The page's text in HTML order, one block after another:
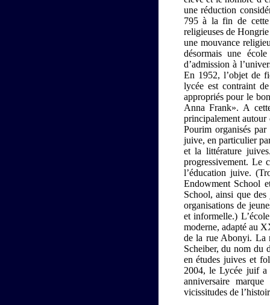
une réduction
795 à la fin de cette
religieuses de
une mouvance
désormais une
d’admission à
En 1952, l’objet de
lycée est contraint
appropriés pour le
Anna Frank». A
principalement
Pourim organisés
juive, en particulier
et la littérature
progressivement. Le
l’éducation juive.
Endowment School
School, ainsi que des
organisations de
et informelle.)
moderne, adapté au
de la rue Abonyi. La
Scheiber, du nom du
en études juives et
2004, le Lycée juif a
anniversaire
vicissitudes de